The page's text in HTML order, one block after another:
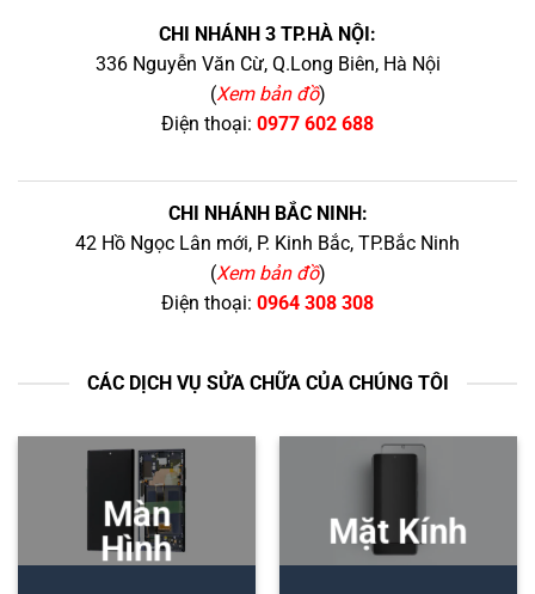
CHI NHÁNH 3 TP.HÀ NỘI:
336 Nguyễn Văn Cừ, Q.Long Biên, Hà Nội
(Xem bản đồ)
Điện thoại: 0977 602 688
CHI NHÁNH BẮC NINH:
42 Hồ Ngọc Lân mới, P. Kinh Bắc, TP.Bắc Ninh
(Xem bản đồ)
Điện thoại: 0964 308 308
CÁC DỊCH VỤ SỬA CHỮA CỦA CHÚNG TÔI
Màn
Hình
Mặt Kính